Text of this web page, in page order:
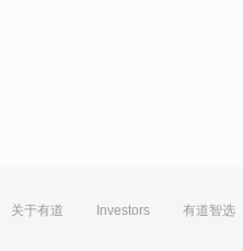
关于有道 Investors 有道智选